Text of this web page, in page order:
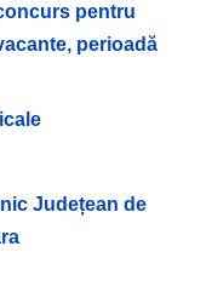
pentru
perioadă
Județean de